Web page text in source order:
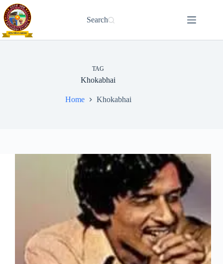
Skip
to
content
Search
TAG
Khokabhai
Home Khokabhai